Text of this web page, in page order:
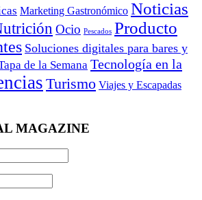
Marketing Gastronómico Noticias
Ocio Pescados Producto
Soluciones digitales para bares y
de la Semana Tecnología en la
Turismo Viajes y Escapadas
MAGAZINE